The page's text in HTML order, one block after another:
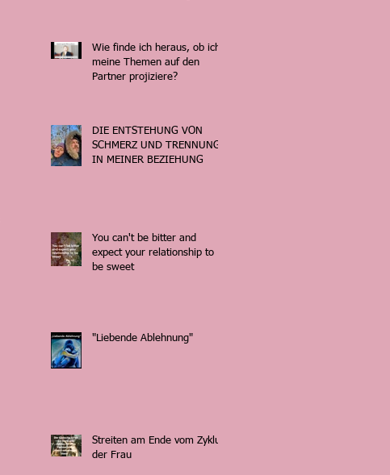
Wie finde ich heraus, ob ich
meine Themen auf den
Partner projiziere?
DIE ENTSTEHUNG VON
SCHMERZ UND TRENNUNG
IN MEINER BEZIEHUNG
You can't be bitter and
expect your relationship to
be sweet
"Liebende Ablehnung"
Streiten am Ende vom Zyklus
der Frau